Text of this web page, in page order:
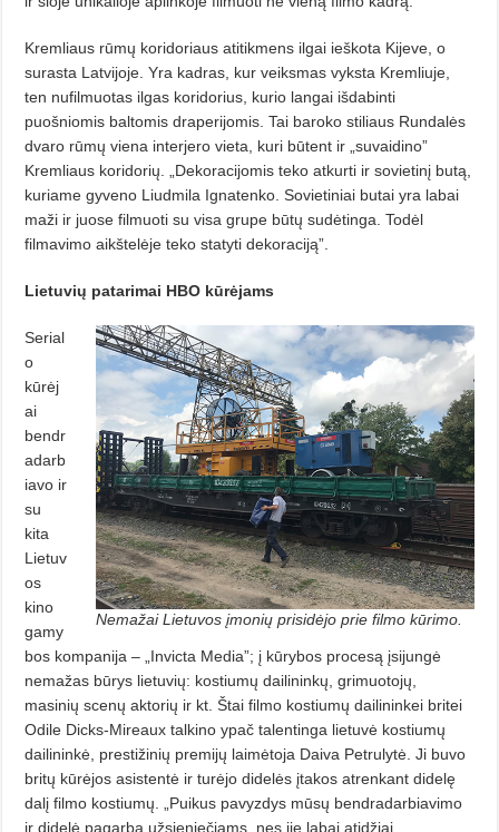
Kremliaus rūmų koridoriaus atitikmens ilgai ieškota Kijeve, o
surasta Latvijoje. Yra kadras, kur veiksmas vyksta Kremliuje,
ten nufilmuotas ilgas koridorius, kurio langai išdabinti
puošniomis baltomis draperijomis. Tai baroko stiliaus Rundalės
dvaro rūmų viena interjero vieta, ku­ri būtent ir „suvaidino”
Kremliaus koridorių. „Dekoracijomis teko at­kur­ti ir sovietinį butą,
kuriame gy­veno Liudmila Ignatenko. Sovietiniai butai yra labai
maži ir juose filmuoti su visa grupe būtų sudėtinga. Todėl
filmavimo aikštelėje teko statyti dekoraciją”.
Lietuvių patarimai HBO kūrėjams
Nemažai Lietuvos įmonių prisidėjo prie filmo kūrimo.
Serial
o
kūrėj
ai
bendr
adarb
iavo ir
su
kita
Lietuv
os
kino
gamy
bos kompanija – „Invicta Media”; į kūrybos procesą įsijungė
nemažas būrys lietuvių: kostiumų dailininkų, gri­muo­tojų,
masinių scenų aktorių ir kt. Štai filmo kostiumų dailininkei britei
Odile Dicks-Mireaux talkino ypač talentinga lietuvė kostiumų
dailininkė, prestižinių premijų laimėtoja Daiva Petrulytė. Ji buvo
britų kūrėjos asistentė ir turėjo didelės įtakos atren­kant didelę
dalį filmo kostiumų. „Pui­kus pavyzdys mūsų bendradarbiavimo
ir didelė pagarba užsieniečiams, nes jie labai atidžiai